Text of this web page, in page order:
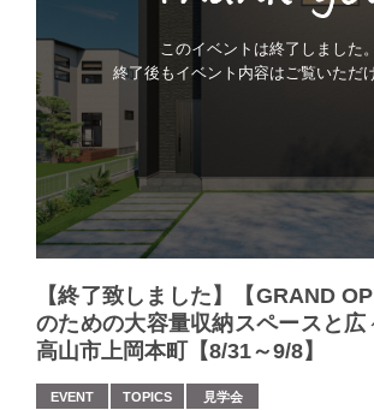
このイベントは終了しました。
終了後もイベント内容はご覧いただ
【終了致しました】【GRAND
のための大容量収納スペースと
高山市上岡本町【8/31～9/8】
EVENT TOPICS 見学会